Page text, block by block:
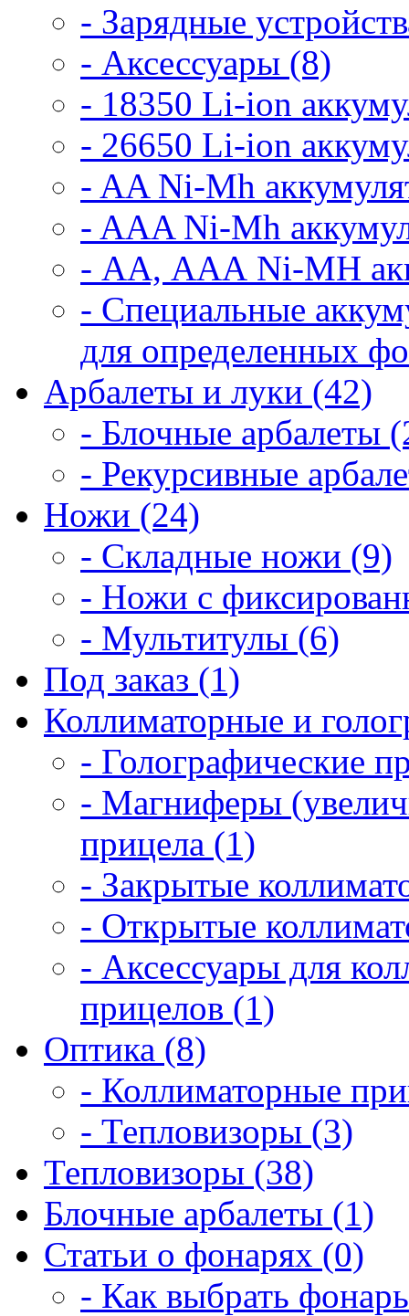
- Зарядные
- Аксессуары (8)
- 18350 Li-ion
- 26650 Li-ion
- AA Ni-Mh
- AAA Ni-Mh
- АА, ААА Ni-MH
- Специальные
для определенных
Арбалеты и луки (42)
- Блочные арбалеты
- Рекурсивные
Ножи (24)
- Складные ножи (9)
- Ножи с
- Мультитулы (6)
Под заказ (1)
Коллиматорные и
- Голографические
- Магниферы
прицела (1)
- Закрытые
- Открытые
- Аксессуары для
прицелов (1)
Оптика (8)
- Коллиматорные
- Тепловизоры (3)
Тепловизоры (38)
Блочные арбалеты (1)
Статьи о фонарях (0)
- Как выбрать